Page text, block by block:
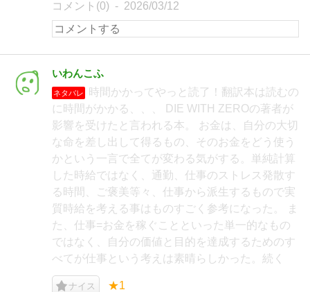
コメント(0) 2026/03/12
いわんこふ
ネタバレ
時間かかってやっと読了！翻訳本は読むの
に時間がかかる、、、 DIE WITH ZEROの著者が
影響を受けたと言われる本。 お金は、自分の大切
な命を差し出して得るもの、そのお金をどう使う
かという一言で全てが変わる気がする。単純計算
した時給ではなく、通勤、仕事のストレス発散す
る時間、ご褒美等々、仕事から派生するもので実
質時給を考える事はものすごく参考になった。 ま
た、仕事=お金を稼ぐことといった単一的なもの
ではなく、自分の価値と目的を達成するためのす
べてが仕事という考えは素晴らしかった。続く
ナイス ★1